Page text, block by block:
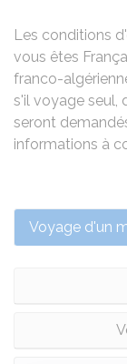
Les conditions
vous êtes
franco-
s'il voyage seul,
seront
informations à
Voyage d'un